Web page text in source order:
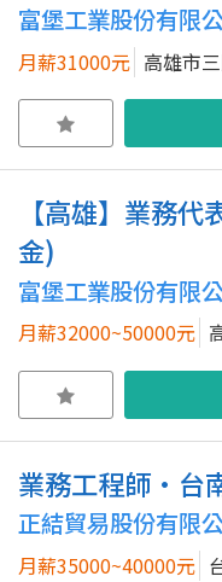
富堡工業股份有限
月薪31000元 高雄市
【高雄】業務
金)
富堡工業股份有限
月薪32000~50000元
業務工程師·台
正結貿易股份有限
月薪35000~40000元